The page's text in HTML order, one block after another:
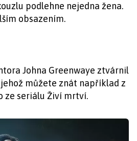
podlehne nejedna žena.
obsazením.
Johna Greenwaye ztvárnil
jehož můžete znát například z
ze seriálu Živí mrtví.